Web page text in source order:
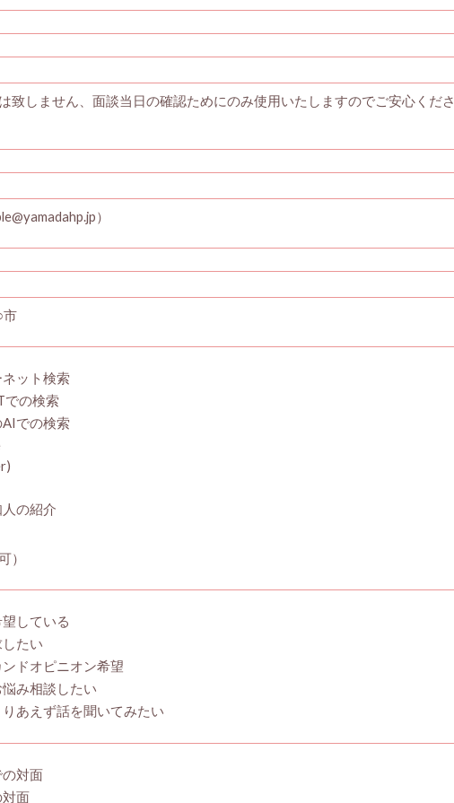
致しません、面談当日の確認ためにのみ使用いたしますのでご安心くださ
）
市
ット検索
での検索
での検索
の紹介
）
望している
たい
ドオピニオン希望
み相談したい
あえず話を聞いてみたい
対面
面